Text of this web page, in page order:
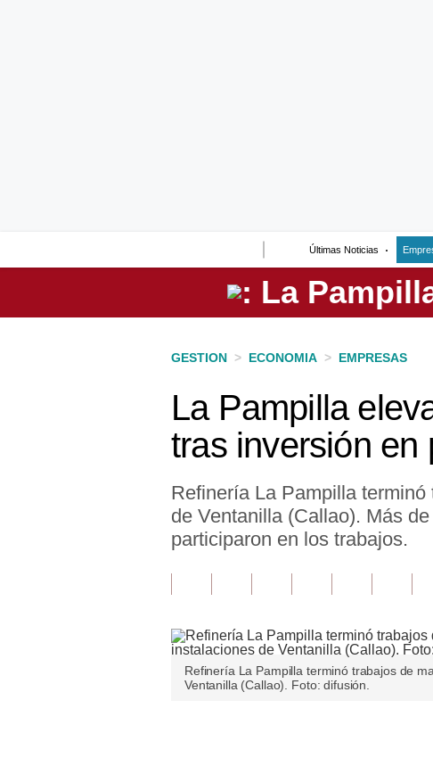
Últimas Noticias
Perú
GESTION > ECONOMIA > EMPRESAS
La Pampilla
tras inversión en
Refinería La Pampilla
de Ventanilla (Callao). Más
participaron en los trabajos.
Refinería La Pampilla terminó trabajos de
Ventanilla (Callao). Foto: difusión.